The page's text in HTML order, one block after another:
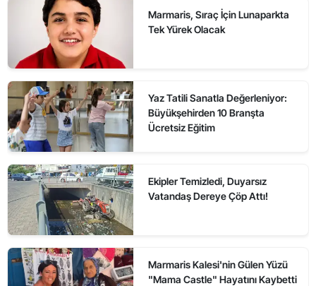
Marmaris, Sıraç İçin Lunaparkta
Tek Yürek Olacak
Yaz Tatili Sanatla Değerleniyor:
Büyükşehirden 10 Branşta
Ücretsiz Eğitim
Ekipler Temizledi, Duyarsız
Vatandaş Dereye Çöp Attı!
Marmaris Kalesi'nin Gülen Yüzü
"Mama Castle" Hayatını Kaybetti